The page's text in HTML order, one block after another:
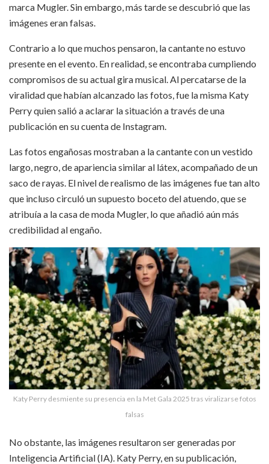
marca Mugler. Sin embargo, más tarde se descubrió que las
imágenes eran falsas.
Contrario a lo que muchos pensaron, la cantante no estuvo
presente en el evento. En realidad, se encontraba cumpliendo
compromisos de su actual gira musical. Al percatarse de la
viralidad que habían alcanzado las fotos, fue la misma Katy
Perry quien salió a aclarar la situación a través de una
publicación en su cuenta de Instagram.
Las fotos engañosas mostraban a la cantante con un vestido
largo, negro, de apariencia similar al látex, acompañado de un
saco de rayas. El nivel de realismo de las imágenes fue tan alto
que incluso circuló un supuesto boceto del atuendo, que se
atribuía a la casa de moda Mugler, lo que añadió aún más
credibilidad al engaño.
Katy Perry desmiente su presencia en la Met Gala 2025 tras viralizarse fotos
falsas
No obstante, las imágenes resultaron ser generadas por
Inteligencia Artificial (IA). Katy Perry, en su publicación,